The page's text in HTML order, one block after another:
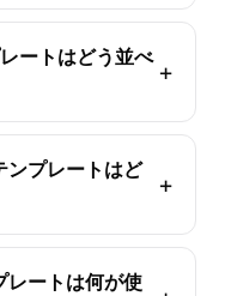
ートはどう並べ
ンプレートはど
レートは何が使